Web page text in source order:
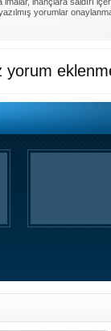
yorumlar
yorum